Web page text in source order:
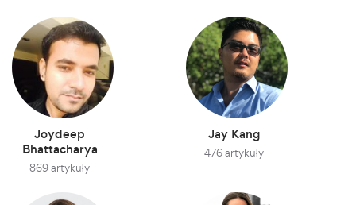
Joydeep
Bhattacharya
869 artykuły
Jay Kang
476 artykuły